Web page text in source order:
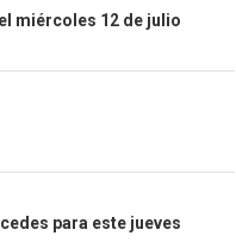
miércoles 12 de julio
para este jueves